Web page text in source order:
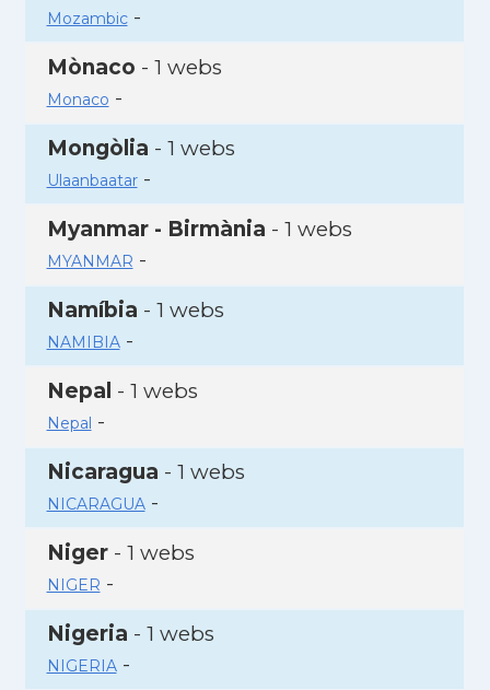
Mozambic-
Mònaco - 1 webs
Monaco -
Mongòlia - 1 webs
Ulaanbaatar-
Myanmar - Birmània - 1 webs
MYANMAR -
Namíbia - 1 webs
NAMIBIA-
Nepal - 1 webs
Nepal -
Nicaragua - 1 webs
NICARAGUA-
Niger- 1 webs
NIGER -
Nigeria - 1 webs
NIGERIA-